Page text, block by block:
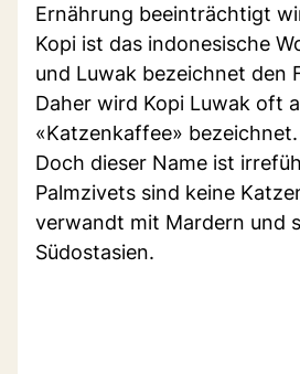
Ernährung beeinträchtigt
Kopi ist das indonesische
und Luwak bezeichnet den
Daher wird Kopi Luwak oft
«Katzenkaffee» bezeichnet.
Doch dieser Name ist
Palmzivets sind keine
verwandt mit Mardern und
Südostasien.